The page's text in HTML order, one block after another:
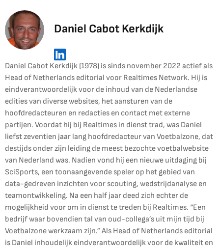
Daniel Cabot Kerkdijk
Daniel Cabot Kerkdijk (1978) is sinds november 2022 actief als
Head of Netherlands editorial voor Realtimes Network. Hij is
eindverantwoordelijk voor de inhoud van de Nederlandse
edities van diverse websites, het aansturen van de
hoofdredacteuren en redacties en contact met externe
partijen. Voordat hij bij Realtimes in dienst trad, was Daniel
liefst zeventien jaar lang hoofdredacteur van Voetbalzone, dat
destijds onder zijn leiding de meest bezochte voetbalwebsite
van Nederland was. Nadien vond hij een nieuwe uitdaging bij
SciSports, een toonaangevende speler op het gebied van
data-gedreven inzichten voor scouting, wedstrijdanalyse en
teamontwikkeling. Na een half jaar deed zich echter de
mogelijkheid voor om in dienst te treden bij Realtimes. “Een
bedrijf waar bovendien tal van oud-collega’s uit mijn tijd bij
Voetbalzone werkzaam zijn.” Als Head of Netherlands editorial
is Daniel inhoudelijk eindverantwoordelijk voor de kwaliteit en